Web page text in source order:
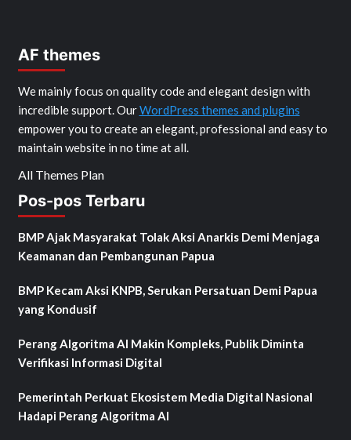
AF themes
We mainly focus on quality code and elegant design with
incredible support. OurWordPress themes and plugins
empower you to create an elegant, professional and easy to
maintain website in no time at all.
All Themes Plan
Pos-pos Terbaru
BMP Ajak Masyarakat Tolak Aksi Anarkis Demi Menjaga
Keamanan dan Pembangunan Papua
BMP Kecam Aksi KNPB, Serukan Persatuan Demi Papua
yang Kondusif
Perang Algoritma AI Makin Kompleks, Publik Diminta
Verifikasi Informasi Digital
Pemerintah Perkuat Ekosistem Media Digital Nasional
Hadapi Perang Algoritma AI